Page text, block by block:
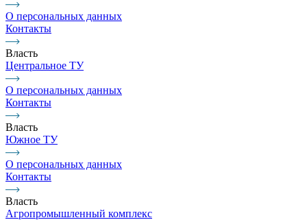
О персональных данных
Контакты
Власть
Центральное ТУ
О персональных данных
Контакты
Власть
Южное ТУ
О персональных данных
Контакты
Власть
Агропромышленный комплекс